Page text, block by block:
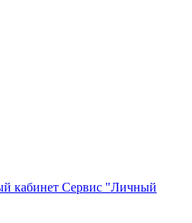
Сервис "Личный